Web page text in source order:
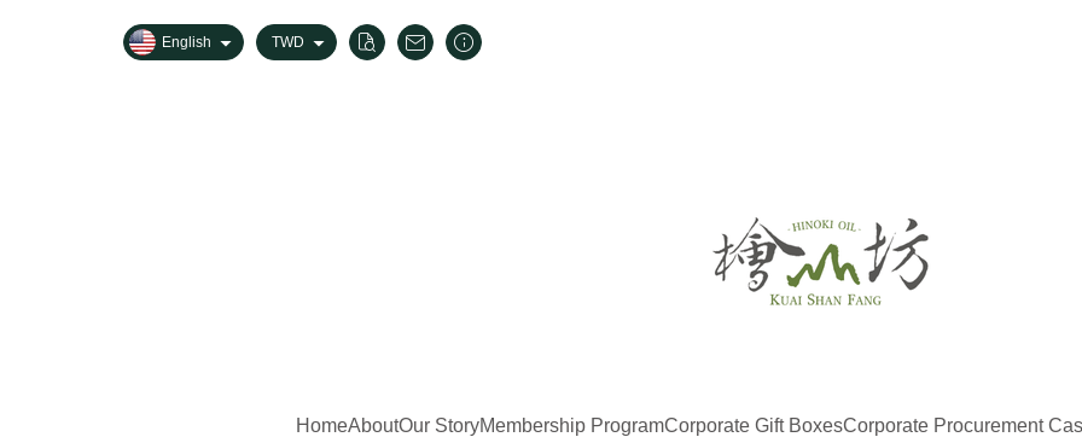
English TWD
HomeAboutOur StoryMembership ProgramCorporate Gift BoxesCorporate Procurement